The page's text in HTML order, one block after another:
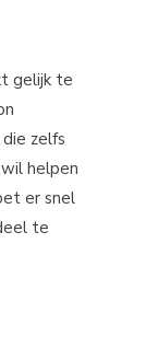
gelijk te
zelfs
helpen
er snel
te